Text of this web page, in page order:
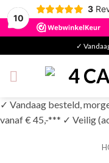
10
3
to
content
✓
✓ Vandaag besteld,
vanaf € 45,-*** ✓ Veilig